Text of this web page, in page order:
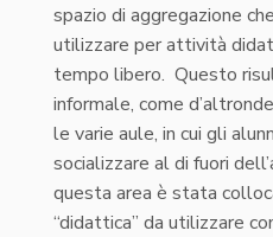
spazio di aggregazione
utilizzare per attività
tempo libero. Questo
informale, come
le varie aule, in cui gli
socializzare al di fuori
questa area è stata
“didattica” da utilizzare